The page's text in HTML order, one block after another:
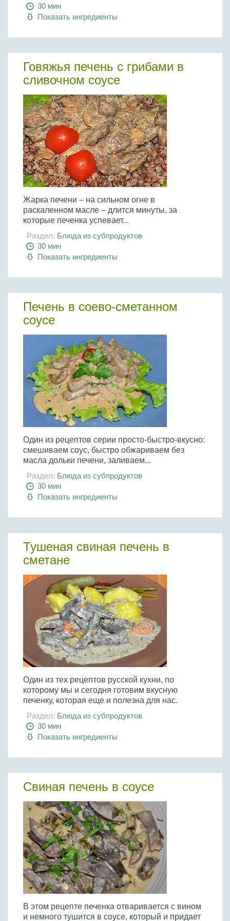
Бобовые
Яйца
Крупы
30 мин
Показать ингредиенты
Говяжья печень с грибами в
сливочном соусе
Жарка печени – на сильном огне в
раскаленном масле – длится минуты, за
которые печенка успевает...
Раздел: Блюда из субпродуктов
30 мин
Показать ингредиенты
Печень в соево-сметанном
соусе
Один из рецептов серии просто-быстро-вкусно:
смешиваем соус, быстро обжариваем без
масла дольки печени, заливаем...
Раздел: Блюда из субпродуктов
30 мин
Показать ингредиенты
Тушеная свиная печень в
сметане
Один из тех рецептов русской кухни, по
которому мы и сегодня готовим вкусную
печенку, которая еще и полезна для нас.
Раздел: Блюда из субпродуктов
30 мин
Показать ингредиенты
Свиная печень в соусе
В этом рецепте печенка отваривается с вином
и немного тушится в соусе, который и придает